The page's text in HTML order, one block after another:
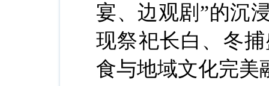
宴、边观剧”的沉
现祭祀长白、冬
食与地域文化完美